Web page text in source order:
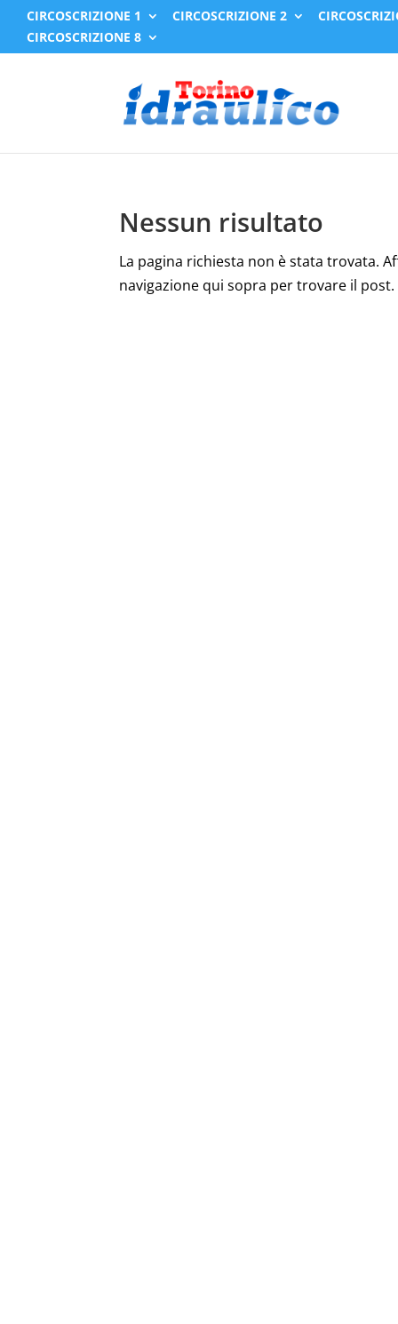
CIRCOSCRIZIONE 1 CIRCOSCRIZIONE 2
CIRCOSCRIZIONE 8
Nessun risultato
La pagina richiesta non è stata trovata.
navigazione qui sopra per trovare il post.